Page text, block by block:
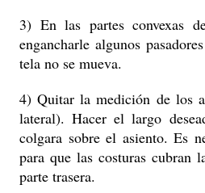
3) En las partes convexas
engancharle algunos
tela no se mueva.
4) Quitar la medición de los
lateral). Hacer el largo
colgara sobre el asiento. Es
para que las costuras cubran
parte trasera.